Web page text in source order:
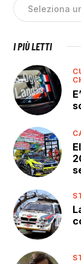
I PIÙ LETTI